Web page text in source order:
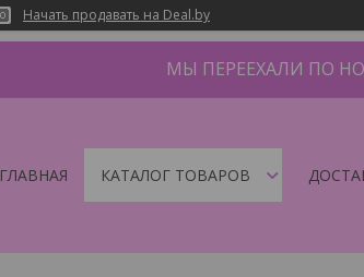
Начать продавать на Deal.by
МЫ ПЕРЕЕХАЛИ ПО
ГЛАВНАЯ КАТАЛОГ ТОВАРОВ